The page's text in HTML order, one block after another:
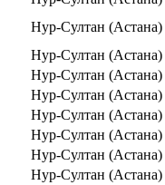
Нур-Султан (Астана)
Нур-Султан (Астана)
Нур-Султан (Астана)
Нур-Султан (Астана)
Нур-Султан (Астана)
Нур-Султан (Астана)
Нур-Султан (Астана)
Нур-Султан (Астана)